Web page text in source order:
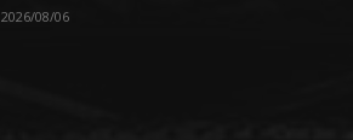
2026/08/06